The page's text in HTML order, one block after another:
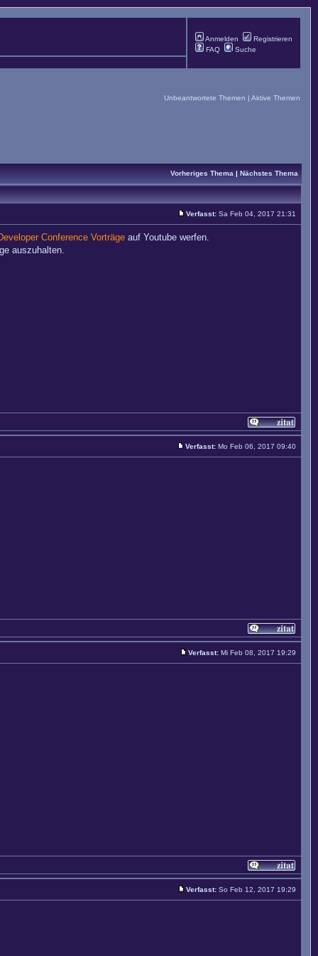
Anmelden
Registrieren
FAQ
Suche
Unbeantwortete Themen | Aktive Themen
Vorheriges Thema | Nächstes Thema
Verfasst: Sa Feb 04, 2017 21:31
Conference Vorträge auf Youtube werfen.
auszuhalten.
Verfasst: Mo Feb 06, 2017 09:40
Verfasst: Mi Feb 08, 2017 19:29
Verfasst: So Feb 12, 2017 19:29